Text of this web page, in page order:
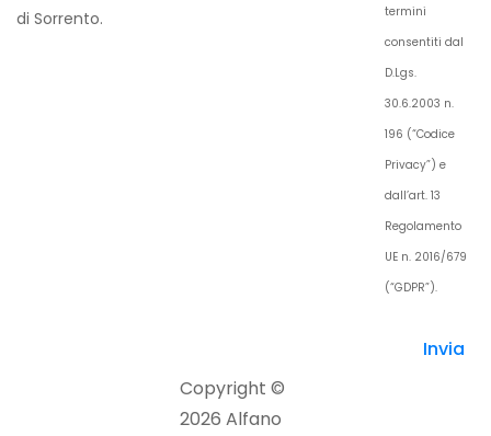
di Sorrento.
termini
consentiti dal
D.Lgs.
30.6.2003 n.
196 (“Codice
Privacy”) e
dall’art. 13
Regolamento
UE n. 2016/679
(“GDPR”).
Copyright ©
2026 Alfano